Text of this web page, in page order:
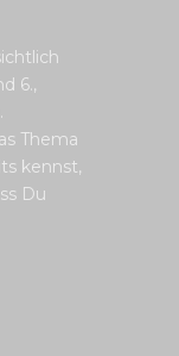
6.,
Thema
kennst,
Du